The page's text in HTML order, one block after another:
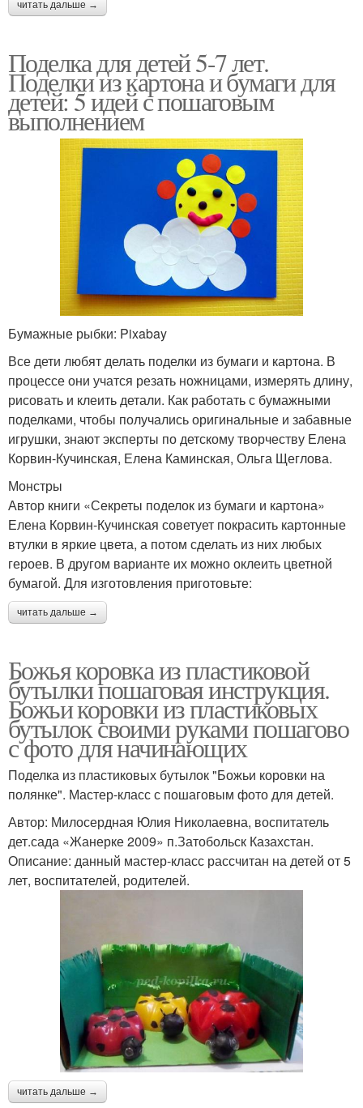
читать дальше →
Поделка для детей 5-7 лет.
Поделки из картона и бумаги для
детей: 5 идей с пошаговым
выполнением
Бумажные рыбки: Pixabay
Все дети любят делать поделки из бумаги и картона. В
процессе они учатся резать ножницами, измерять длину,
рисовать и клеить детали. Как работать с бумажными
поделками, чтобы получались оригинальные и забавные
игрушки, знают эксперты по детскому творчеству Елена
Корвин-Кучинская, Елена Каминская, Ольга Щеглова.
Монстры
Автор книги «Секреты поделок из бумаги и картона»
Елена Корвин-Кучинская советует покрасить картонные
втулки в яркие цвета, а потом сделать из них любых
героев. В другом варианте их можно оклеить цветной
бумагой. Для изготовления приготовьте:
читать дальше →
Божья коровка из пластиковой
бутылки пошаговая инструкция.
Божьи коровки из пластиковых
бутылок своими руками пошагово
с фото для начинающих
Поделка из пластиковых бутылок "Божьи коровки на
полянке". Мастер-класс с пошаговым фото для детей.
Автор: Милосердная Юлия Николаевна, воспитатель
дет.сада «Жанерке 2009» п.Затобольск Казахстан.
Описание: данный мастер-класс рассчитан на детей от 5
лет, воспитателей, родителей.
читать дальше →